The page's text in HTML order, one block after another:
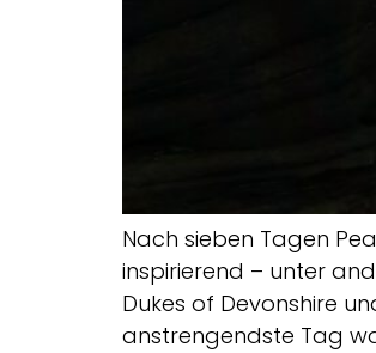
Nach sieben Tagen
inspirierend – unter
Dukes of Devonshire
anstrengendste Tag